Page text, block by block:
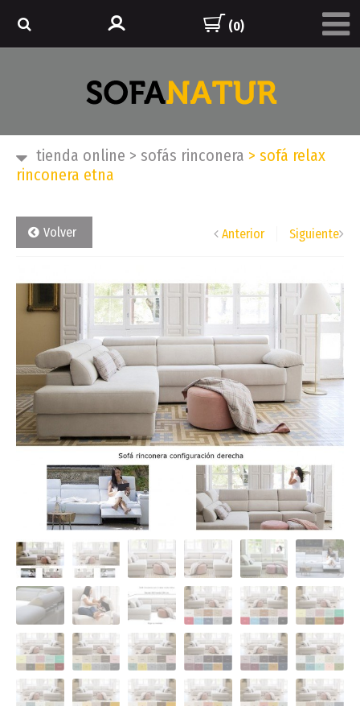
(0)
tienda online > sofás rinconera > sofá relax
rinconera etna
Volver Anterior Siguiente